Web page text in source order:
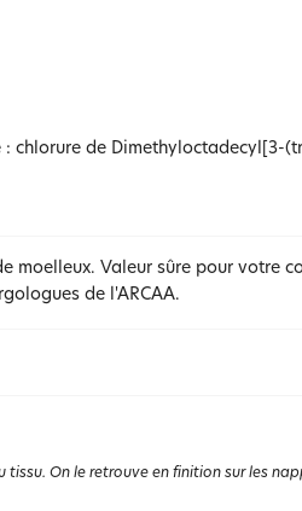
: chlorure de
moelleux. Valeur sûre pour votre
de l'ARCAA.
On le retrouve en finition sur les